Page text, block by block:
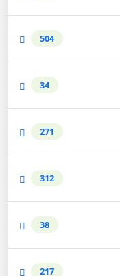
504
34
271
312
38
217